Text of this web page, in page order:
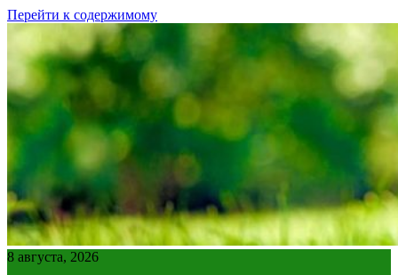
Перейти к содержимому
8 августа, 2026